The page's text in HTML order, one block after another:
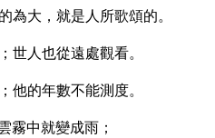
為大，就是人所歌頌的。
世人也從遠處觀看。
他的年數不能測度。
霧中就變成雨；